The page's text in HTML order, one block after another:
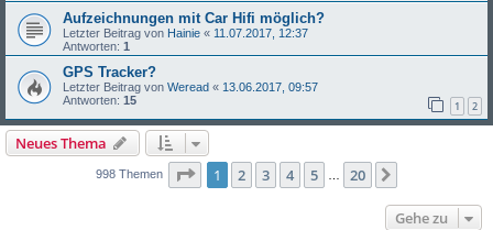
Aufzeichnungen mit Car Hifi möglich?
Letzter Beitrag von Hainie « 11.07.2017, 12:37
Antworten: 1
GPS Tracker?
Letzter Beitrag von Weread « 13.06.2017, 09:57
Antworten: 15 1 2
Neues Thema
998 Themen Seite 1von 20
1 2 3 4 5 20
Gehe zu